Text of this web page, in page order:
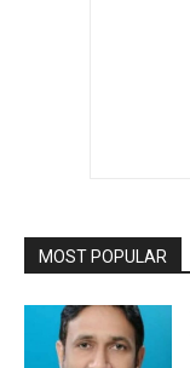
MOST POPULAR